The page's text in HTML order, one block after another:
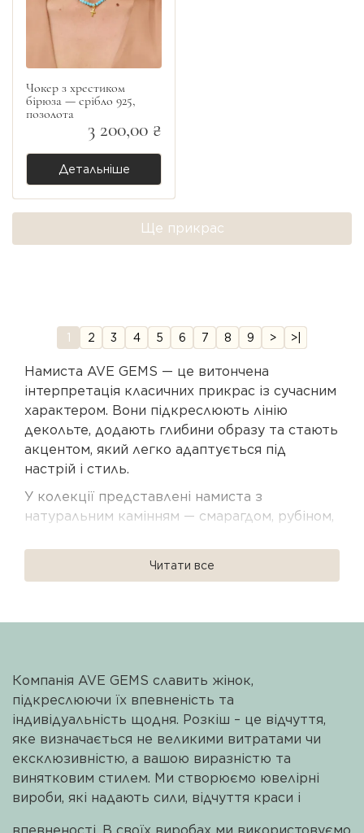
Чокер з хрестиком
бірюза — срібло 925,
позолота
3 200,00 ₴
Детальніше
Ще прикрас
1 2 3 4 5 6 7 8 9 > >|
Намиста AVE GEMS — це витончена
інтерпретація класичних прикрас із сучасним
характером. Вони підкреслюють лінію
декольте, додають глибини образу та стають
акцентом, який легко адаптується під
настрій і стиль.
У колекції представлені намиста з
натуральним камінням — смарагдом, рубіном,
Кожна прикраса виконана зі срібла 925
багатошарові комбінації. Вони гармонійно
поєднуються між собою, формуючи сучасний
і цілісний образ.
Намиста AVE GEMS — це прикраси з
характером, які стають особистою деталлю
стилю. Ідеальні для подарунка або для
власної колекції, з фірмовою упаковкою та
доставкою по всій Україні.
Читати все
Компанія AVE GEMS славить жінок,
підкреслюючи їх впевненість та
індивідуальність щодня. Розкіш – це відчуття,
яке визначається не великими витратами чи
ексклюзивністю, а вашою виразністю та
винятковим стилем. Ми створюємо ювелірні
вироби, які надають сили, відчуття краси і